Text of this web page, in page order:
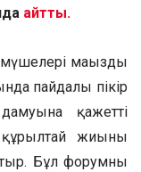
айтты.
маңызды
пайдалы пікір
қажетті
құрылтай жиыны
Бұл форумның